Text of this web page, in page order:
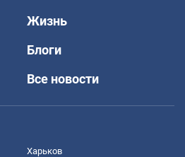
Жизнь
Блоги
Все новости
Харьков